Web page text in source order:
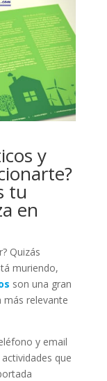
y
tu
en
Quizás
muriendo,
son una gran
relevante
y email
que